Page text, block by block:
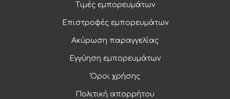
Τιμές εμπορευμάτων
Επιστροφές εμπορευμάτων
Ακύρωση παραγγελίας
Εγγύηση εμπορευμάτων
Όροι χρήσης
Πολιτική απορρήτου